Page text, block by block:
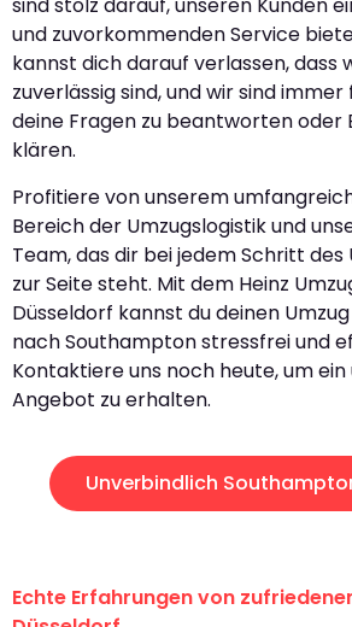
sind stolz darauf, unseren Kunden
und zuvorkommenden Service
kannst dich darauf verlassen, dass
zuverlässig sind, und wir sind
deine Fragen zu beantworten oder
klären.
Profitiere von unserem
Bereich der Umzugslogistik und
Team, das dir bei jedem Schritt des
zur Seite steht. Mit dem Heinz
Düsseldorf kannst du deinen
nach Southampton stressfrei und
Kontaktiere uns noch heute, um
Angebot zu erhalten.
Unverbindlich
Echte Erfahrungen von